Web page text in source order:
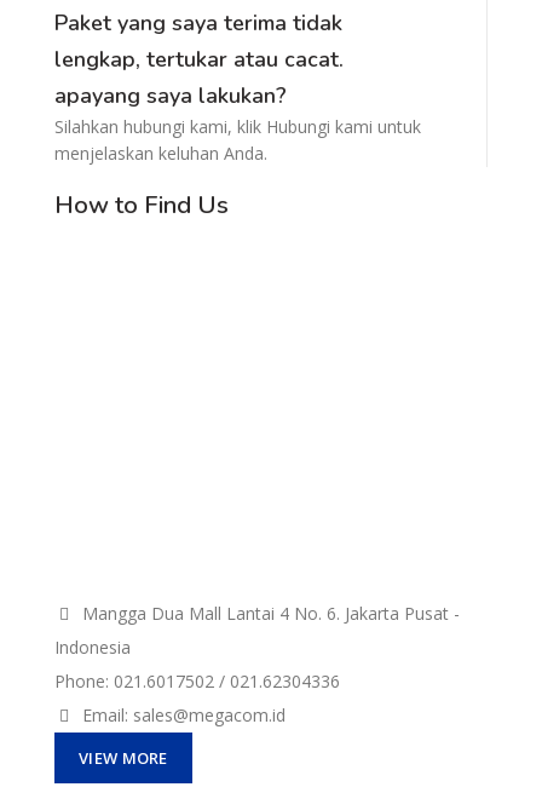
Paket yang saya terima tidak
lengkap, tertukar atau cacat.
apayang saya lakukan?
Silahkan hubungi kami, klik Hubungi kami untuk
menjelaskan keluhan Anda.
How to Find Us
Mangga Dua Mall Lantai 4 No. 6. Jakarta Pusat -
Indonesia
Phone: 021.6017502 / 021.62304336
Email: sales@megacom.id
VIEW MORE